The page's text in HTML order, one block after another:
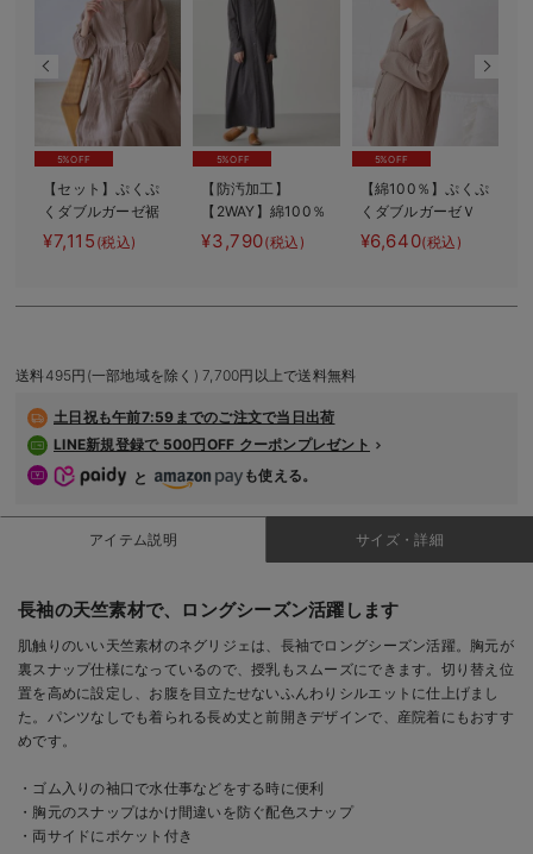
5%OFF
【セット】ぷくぷ
くダブルガーゼ裾
ティアード3WAYワ
ンピース＆産後も
¥7,115 (税込)
5%OFF
【防汚加工】
【2WAY】綿100％
前開き長袖ネグリ
ジェ マタニテ
¥3,790(税込)
5%OFF
【綿100％】ぷくぷ
くダブルガーゼＶ
ネックワンピ＆産
前産後使えるレギ
¥6,640(税込)
送料495円(一部地域を除く) 7,700円以上で送料無料
土日祝も午前7:59までのご注文で当日出荷
LINE新規登録で 500円OFF クーポンプレゼント
と
も使える。
アイテム説明 サイズ・詳細
長袖の天竺素材で、ロングシーズン活躍します
肌触りのいい天竺素材のネグリジェは、長袖でロングシーズン活躍。胸元が
裏スナップ仕様になっているので、授乳もスムーズにできます。切り替え位
置を高めに設定し、お腹を目立たせないふんわりシルエットに仕上げまし
た。パンツなしでも着られる長め丈と前開きデザインで、産院着にもおすす
めです。
・ゴム入りの袖口で水仕事などをする時に便利
・胸元のスナップはかけ間違いを防ぐ配色スナップ
・両サイドにポケット付き